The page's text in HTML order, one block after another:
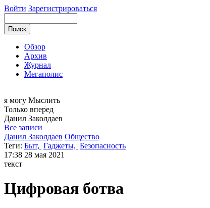
Войти Зарегистрироваться
Обзор
Архив
Журнал
Мегаполис
я могу Мыслить
Только вперед
Данил Заколдаев
Все записи
Данил Заколдаев Общество
Теги: Быт, Гаджеты, Безопасность
17:38 28 мая 2021
текст
Цифровая ботва